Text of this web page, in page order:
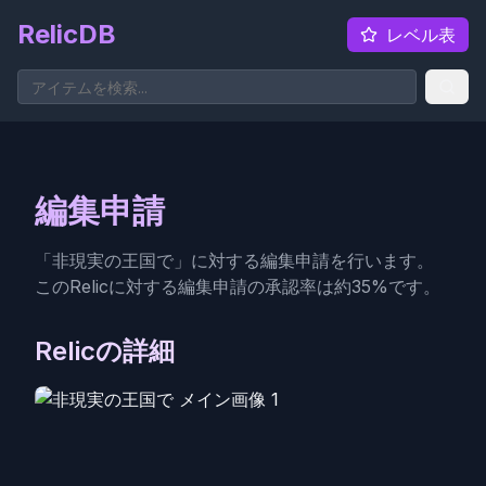
RelicDB レベル表
編集申請
「非現実の王国で 」に対する編集申請を行います。
このRelicに対する編集申請の承認率は約35%です。
Relicの詳細